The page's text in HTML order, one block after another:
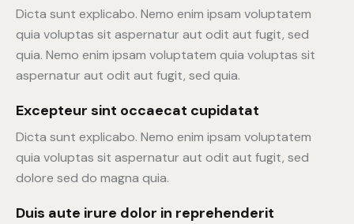
Dicta sunt explicabo. Nemo enim ipsam voluptatem
quia voluptas sit aspernatur aut odit aut fugit, sed
quia. Nemo enim ipsam voluptatem quia voluptas sit
aspernatur aut odit aut fugit, sed quia.
Excepteur sint occaecat cupidatat
Dicta sunt explicabo. Nemo enim ipsam voluptatem
quia voluptas sit aspernatur aut odit aut fugit, sed
dolore sed do magna quia.
Duis aute irure dolor in reprehenderit